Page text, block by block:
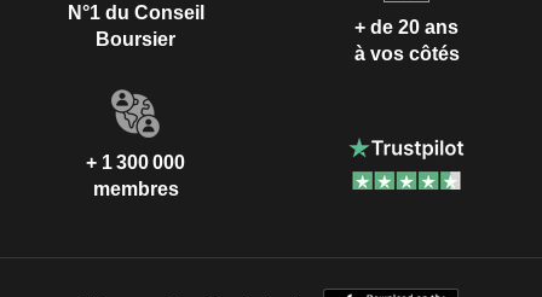
N°1 du Conseil
Boursier
+ de 20 ans
à vos côtés
+ 1 300 000
membres